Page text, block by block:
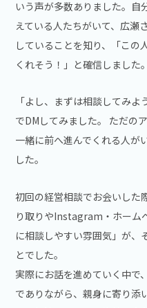
いう声が多数ありました。自
えている人たちがいて、広瀬
していることを知り、「この
くれそう！」と確信しました。
「よし、まずは相談してみ
でDMしてみました。 ただの
一緒に前へ進んでくれる人が
した。
初回の経営相談でお会いした
り取りやInstagram・ホーム
に相談しやすい雰囲気」が、
とでした。
実際にお話を進めていく中で
でありながら、親身に寄り添